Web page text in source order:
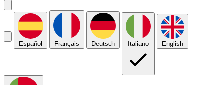
Español Français Deutsch Italiano English